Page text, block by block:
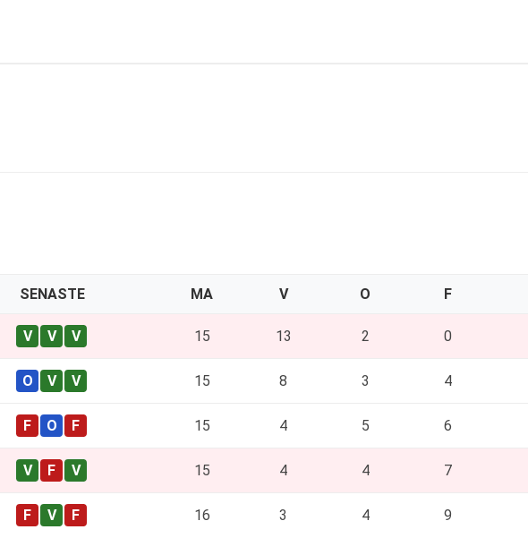
SENASTE MA V O F
15 13 2 0
15 8 3 4
15 4 5 6
15 4 4 7
16 3 4 9